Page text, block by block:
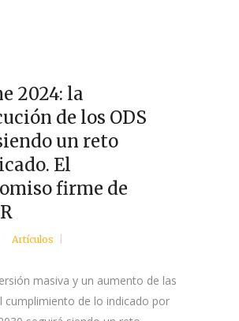
2024: la
de los ODS
un reto
El
firme de
Artículos
masiva y un aumento de las
cumplimiento de lo indicado por